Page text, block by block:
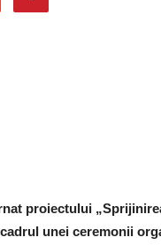
proiectului
unei ceremonii